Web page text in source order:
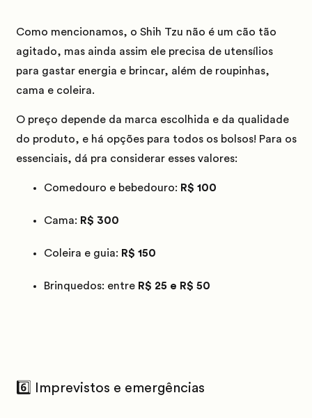
Como mencionamos, o Shih Tzu não é um cão tão
agitado, mas ainda assim ele precisa de utensílios
para gastar energia e brincar, além de roupinhas,
cama e coleira.
O preço depende da marca escolhida e da qualidade
do produto, e há opções para todos os bolsos! Para os
essenciais, dá pra considerar esses valores:
Comedouro e bebedouro: R$ 100
Cama: R$ 300
Coleira e guia: R$ 150
Brinquedos: entre R$ 25 e R$ 50
6️⃣ Imprevistos e emergências